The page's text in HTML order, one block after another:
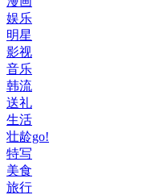
娱乐
明星
影视
音乐
韩流
送礼
生活
壮龄go!
特写
美食
旅行